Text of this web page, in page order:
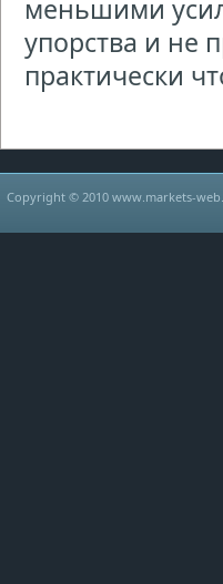
меньшими
упорства и не
практически
Copyright © 2010 www.markets-